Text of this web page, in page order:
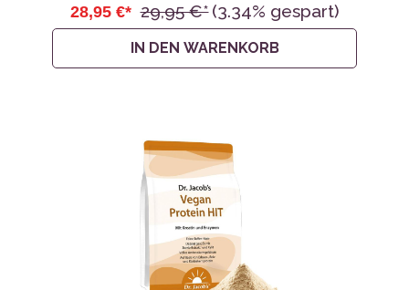
28,95 €* 29,95 €* (3.34% gespart)
IN DEN WARENKORB